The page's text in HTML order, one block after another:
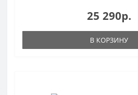
25 290р.
В КОРЗИНУ